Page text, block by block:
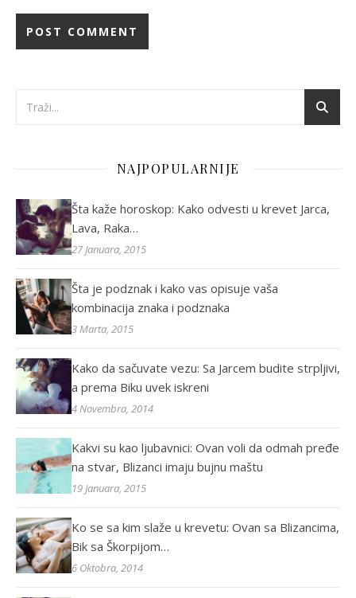
NAJPOPULARNIJE
Šta kaže horoskop: Kako odvesti u krevet Jarca,
Lava, Raka…
27 Januara, 2015
Šta je podznak i kako vas opisuje vaša
kombinacija znaka i podznaka
3 Marta, 2015
Kako da sačuvate vezu: Sa Jarcem budite strpljivi,
a prema Biku uvek iskreni
4 Novembra, 2014
Kakvi su kao ljubavnici: Ovan voli da odmah pređe
na stvar, Blizanci imaju bujnu maštu
19 Januara, 2015
Ko se sa kim slaže u krevetu: Ovan sa Blizancima,
Bik sa Škorpijom…
6 Oktobra, 2014